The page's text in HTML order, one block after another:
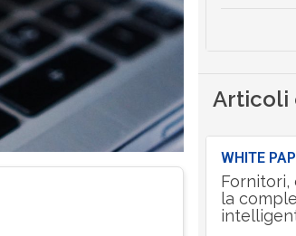
Articoli
WHITE
Fornitori,
la